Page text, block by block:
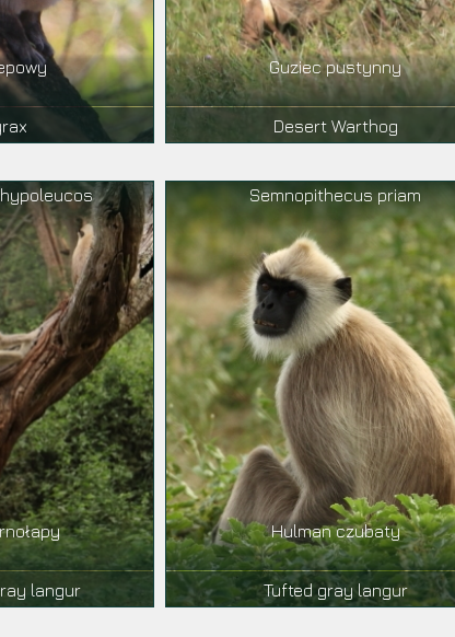
Guziec pustynny
Desert Warthog
langur
Semnopithecus priam
Hulman czubaty
Tufted gray langur